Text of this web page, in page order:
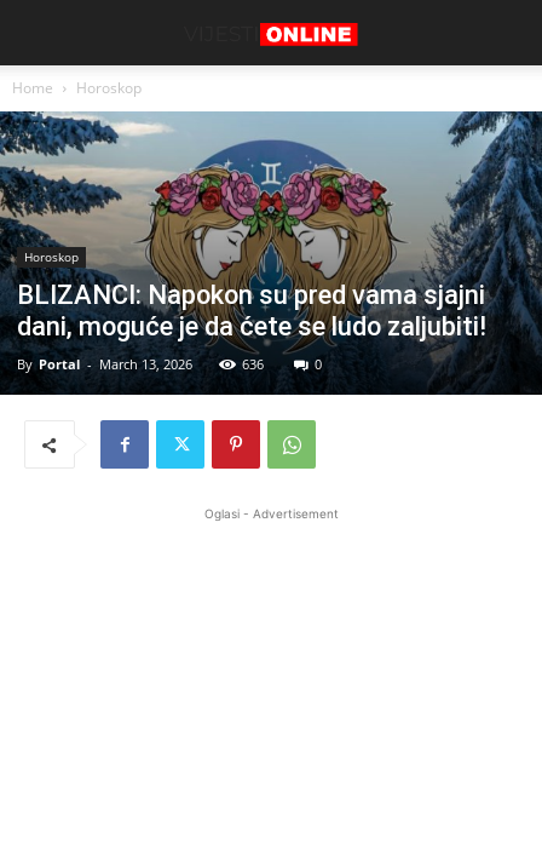
Home Horoskop
Horoskop
BLIZANCI: Napokon su pred vama sjajni
dani, moguće je da ćete se ludo zaljubiti!
By Portal - March 13, 2026 636 0
Oglasi - Advertisement